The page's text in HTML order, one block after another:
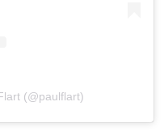
(@paulflart)